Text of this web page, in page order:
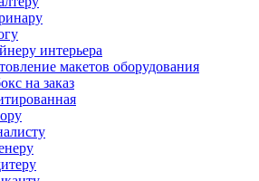
интерьера
макетов оборудования
на заказ